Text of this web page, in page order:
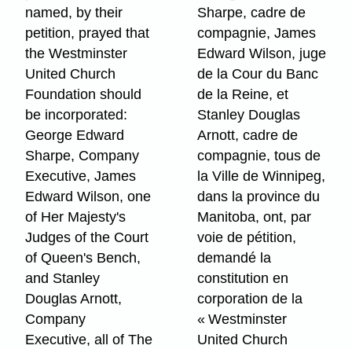
named, by their
petition, prayed that
the Westminster
United Church
Foundation should
be incorporated:
George Edward
Sharpe, Company
Executive, James
Edward Wilson, one
of Her Majesty's
Judges of the Court
of Queen's Bench,
and Stanley
Douglas Arnott,
Company
Executive, all of The
Sharpe, cadre de
compagnie, James
Edward Wilson, juge
de la Cour du Banc
de la Reine, et
Stanley Douglas
Arnott, cadre de
compagnie, tous de
la Ville de Winnipeg,
dans la province du
Manitoba, ont, par
voie de pétition,
demandé la
constitution en
corporation de la
« Westminster
United Church